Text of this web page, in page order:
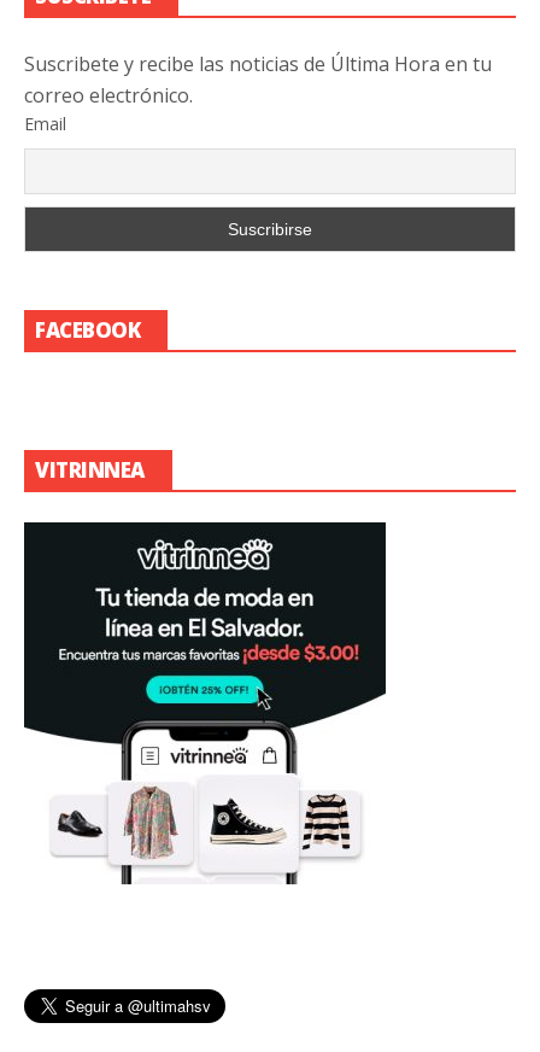
Suscribete y recibe las noticias de Última Hora en tu
correo electrónico.
Email
FACEBOOK
VITRINNEA